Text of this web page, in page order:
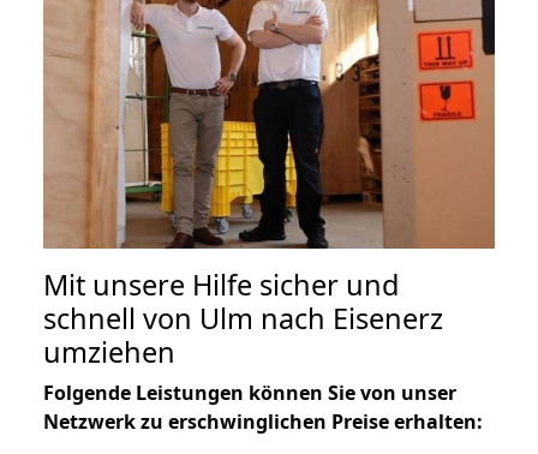
Mit unsere Hilfe sicher und
schnell von Ulm nach Eisenerz
umziehen
Folgende Leistungen können Sie von unser
Netzwerk zu erschwinglichen Preise erhalten: